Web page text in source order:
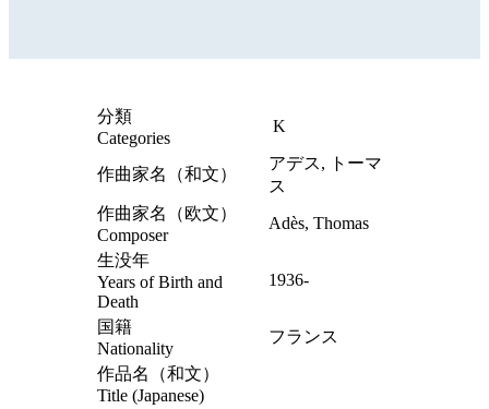
分類
Categories
K
作曲家名（和文）
アデス, トーマ
ス
作曲家名（欧文）
Composer
Adès, Thomas
生没年
Years of Birth and
Death
1936-
国籍
Nationality
フランス
作品名（和文）
Title (Japanese)